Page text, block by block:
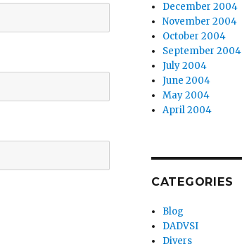
December 2004
November 2004
October 2004
September 2004
July 2004
June 2004
May 2004
April 2004
CATEGORIES
Blog
DADVSI
Divers